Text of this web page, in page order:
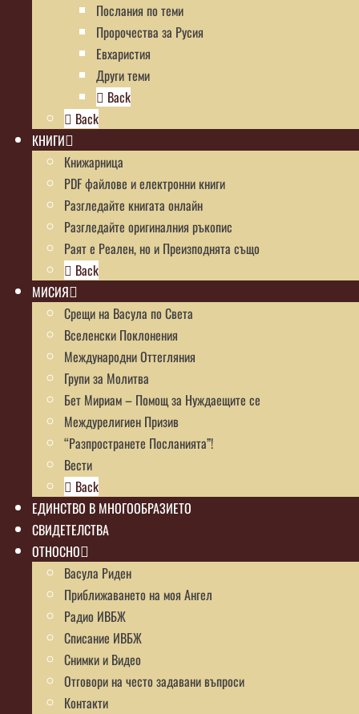
Послания по теми
Пророчества за Русия
Евхаристия
Други теми
Back
Back
КНИГИ
Книжарница
PDF файлове и електронни книги
Разгледайте книгата онлайн
Разгледайте оригиналния ръкопис
Раят е Реален, но и Преизподнята също
Back
МИСИЯ
Срещи на Васула по Света
Вселенски Поклонения
Международни Оттегляния
Групи за Молитва
Бет Мириам – Помощ за Нуждаещите се
Междурелигиен Призив
“Разпространете Посланията”!
Вести
Back
ЕДИНСТВО В МНОГООБРАЗИЕТО
СВИДЕТЕЛСТВА
ОТНОСНО
Васула Риден
Приближаването на моя Ангел
Радио ИВБЖ
Списание ИВБЖ
Снимки и Видео
Отговори на често задавани въпроси
Контакти